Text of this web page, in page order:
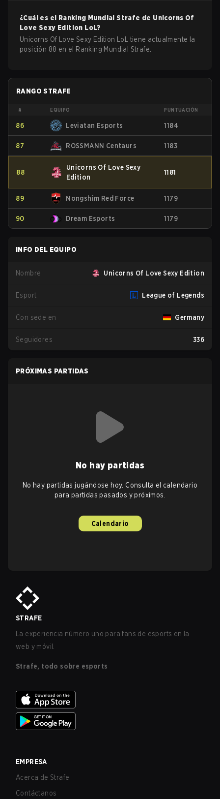
¿Cuál es el Ranking Mundial Strafe de Unicorns Of
Love Sexy Edition LoL?
Unicorns Of Love Sexy Edition LoL tiene actualmente la
posición 88 en el Ranking Mundial Strafe.
RANGO STRAFE
# EQUIPO PUNTUACIÓN
86 Leviatan Esports 1184
87 ROSSMANN Centaurs 1183
88
Unicorns Of Love Sexy
Edition
1181
89 Nongshim Red Force 1179
90 Dream Esports 1179
INFO DEL EQUIPO
Nombre Unicorns Of Love Sexy Edition
Esport League of Legends
Con sede en Germany
Seguidores 336
PRÓXIMAS PARTIDAS
No hay partidas
No hay partidas jugándose hoy. Consulta el calendario
para partidas pasados y próximos.
Calendario
STRAFE
La experiencia número uno para fans de esports en la
web y móvil.
Strafe, todo sobre esports
EMPRESA
Acerca de Strafe
Contáctanos